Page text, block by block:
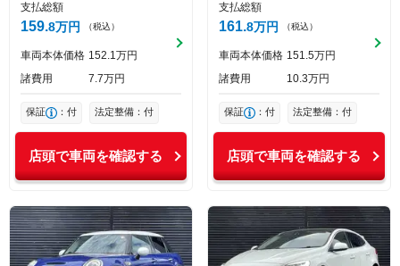
支払総額
159 8万円 （税込）
車両本体価格 152 1万円
諸費用
7 7万円
保証 ：付 法定整備：付
店頭で車両を確認する
支払総額
161 8万円 （税込）
車両本体価格 151 5万円
諸費用
10 3万円
保証 ：付 法定整備：付
店頭で車両を確認する